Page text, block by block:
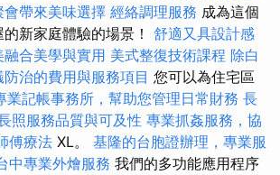
帶來美味選擇 經絡調理服務 成為這個
新家庭體驗的場景！ 舒適又具設計感
合美學與實用 美式整復技術課程 除白
治的費用與服務項目 您可以為住宅區
業記帳事務所，幫助您管理日常財務 長
照服務品質與可及性 專業抓姦服務，協
傅療法 XL。 基隆的台胞證辦理，專業服
中專業外燴服務 我們的多功能應用程序